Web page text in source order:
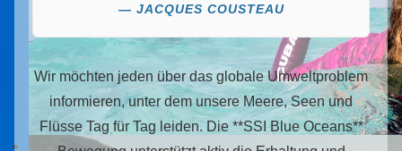
— JACQUES COUSTEAU
Wir möchten jeden über das globale Umweltproblem
informieren, unter dem unsere Meere, Seen und
Flüsse Tag für Tag leiden. Die **SSI Blue Oceans**